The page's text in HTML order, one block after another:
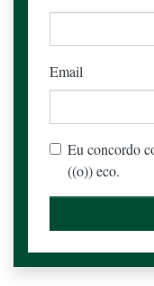
Email
Eu concordo
((o)) eco.